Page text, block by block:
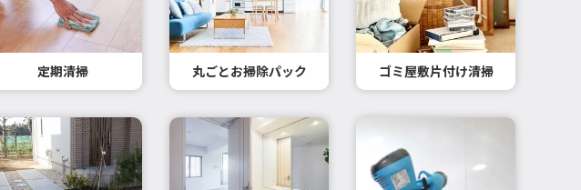
定期清掃 丸ごとお掃除パック ゴミ屋敷片付け清掃